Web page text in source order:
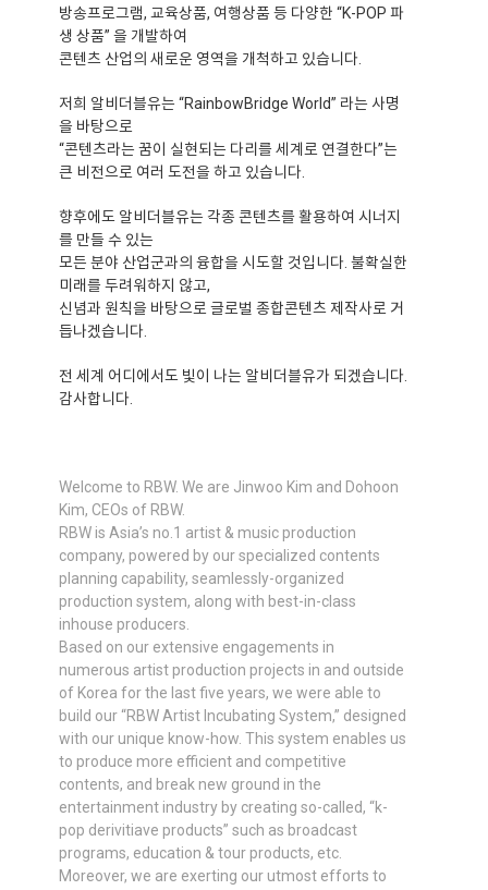
방송프로그램, 교육상품, 여행상품 등 다양한 “K-POP 파
생 상품” 을 개발하여
콘텐츠 산업의 새로운 영역을 개척하고 있습니다.
저희 알비더블유는 “RainbowBridge World” 라는 사명
을 바탕으로
“콘텐츠라는 꿈이 실현되는 다리를 세계로 연결한다”는
큰 비전으로 여러 도전을 하고 있습니다.
향후에도 알비더블유는 각종 콘텐츠를 활용하여 시너지
를 만들 수 있는
모든 분야 산업군과의 융합을 시도할 것입니다. 불확실한
미래를 두려워하지 않고,
신념과 원칙을 바탕으로 글로벌 종합콘텐츠 제작사로 거
듭나겠습니다.
전 세계 어디에서도 빛이 나는 알비더블유가 되겠습니다.
감사합니다.
Welcome to RBW. We are Jinwoo Kim and Dohoon
Kim, CEOs of RBW.
RBW is Asia’s no.1 artist & music production
company, powered by our specialized contents
planning capability, seamlessly-organized
production system, along with best-in-class
inhouse producers.
Based on our extensive engagements in
numerous artist production projects in and outside
of Korea for the last five years, we were able to
build our “RBW Artist Incubating System,” designed
with our unique know-how. This system enables us
to produce more efficient and competitive
contents, and break new ground in the
entertainment industry by creating so-called, “k-
pop derivitiave products” such as broadcast
programs, education & tour products, etc.
Moreover, we are exerting our utmost efforts to